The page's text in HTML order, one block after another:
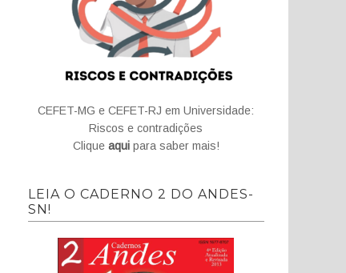
CEFET-MG e CEFET-RJ em Universidade:
Riscos e contradições
Clique aquipara saber mais!
LEIA O CADERNO 2 DO ANDES-
SN!